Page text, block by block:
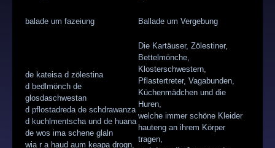
balade um fazeiung Ballade um Vergebung
de kateisa d zölestina
d bedlmönch de
glosdaschwestan
d pflostadreda de schdrawanza
d kuchlmentscha und de huana
de wos ima schene glaln
wia r a haud aum keapa drogn,
Die Kartäuser, Zölestiner,
Bettelmönche,
Klosterschwestern,
Pflastertreter, Vagabunden,
Küchenmädchen und die
Huren,
welche immer schöne Kleider
hauteng an ihrem Körper
tragen,